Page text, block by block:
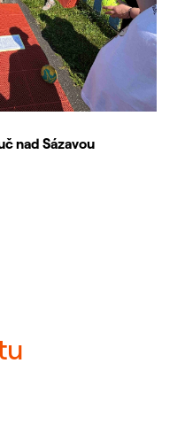
nad Sázavou